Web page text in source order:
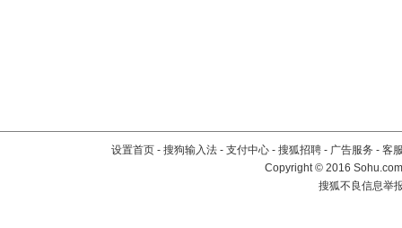
设置首页 - 搜狗输入法 - 支付中心 - 搜狐招聘 - 广告服务 - 客
Copyright©2016
搜狐不良信息举